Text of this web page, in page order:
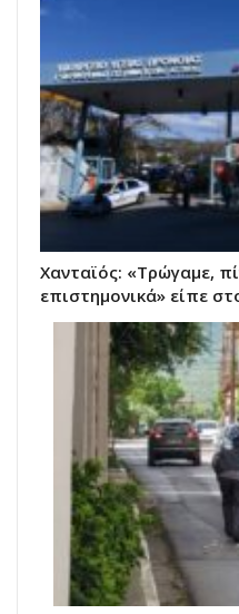
Χανταϊός: «Τρώγαμε,
επιστημονικά» είπε